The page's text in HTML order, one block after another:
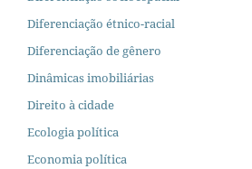
Diferenciação étnico-racial
Diferenciação de gênero
Dinâmicas imobiliárias
Direito à cidade
Ecologia política
Economia política